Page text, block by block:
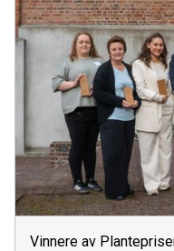
Vinnere av